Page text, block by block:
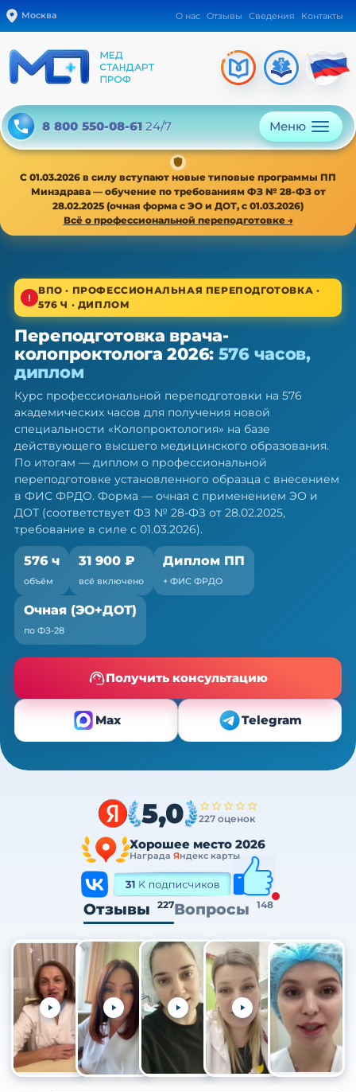
Москва О нас Отзывы Сведения Контакты
8 800 550-08-61 24/7 Меню
С 01.03.2026 в силу вступают новые типовые программы ПП
Минздрава — обучение по требованиям ФЗ № 28-ФЗ от
28.02.2025 (очная форма с ЭО и ДОТ, с 01.03.2026)
Всё о профессиональной переподготовке →
ВПО · новая типовая программа ПП с 01.03.2026
Переподготовка врача-
колопроктолога — ПП, 576 ч
Очная форма с ЭО и ДОТ, без отрыва от работы
ВПО · ПРОФЕССИОНАЛЬНАЯ ПЕРЕПОДГОТОВКА ·
576 Ч · ДИПЛОМ
Переподготовка врача-
колопроктолога 2026: 576 часов,
диплом
Курс профессиональной переподготовки на 576
академических часов для получения новой
специальности «Колопроктология» на базе
действующего высшего медицинского образования.
По итогам — диплом о профессиональной
переподготовке установленного образца с внесением
в ФИС ФРДО. Форма — очная с применением ЭО и
ДОТ (соответствует ФЗ № 28-ФЗ от 28.02.2025,
требование в силе с 01.03.2026).
576 ч
объём
31 900 ₽
всё включено
Диплом ПП
+ ФИС ФРДО
Очная (ЭО+ДОТ)
по ФЗ-28
Получить консультацию
Max Telegram
5,0 227 оценок
Хорошее место 2026
Награда Яндекс карты
Отзывы 227Вопросы 148
+105